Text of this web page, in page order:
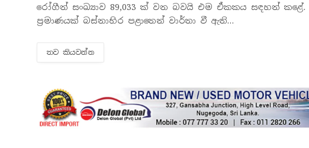
රෝගීන් සංඛ්‍යාව 89,033 ක් වන බවයි එම ඒකකය සඳහන්
ප්‍රමාණයක් බස්නාහිර පළාතෙන් වාර්තා වී ඇති…
තව කියවන්​න